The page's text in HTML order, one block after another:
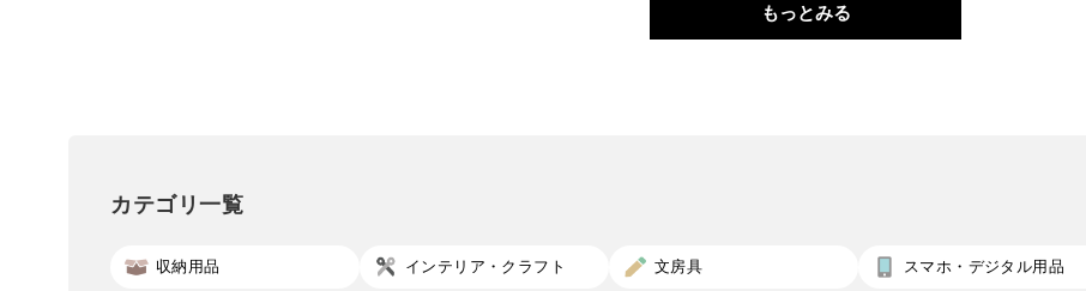
もっとみる
カテゴリ一覧
収納用品 インテリア・クラフト 文房具 スマホ・デジタル用品